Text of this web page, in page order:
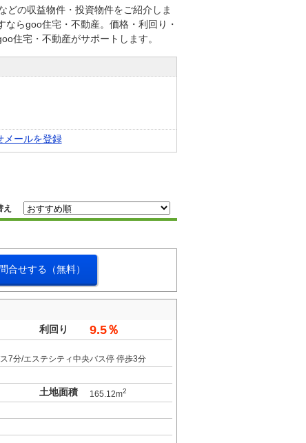
どの収益物件・投資物件をご紹介しま
らgoo住宅・不動産。価格・利回り・
住宅・不動産がサポートします。
メールを登録
え
合せする（無料）
利回り 9.5％
7分/エステシティ中央バス停 停歩3分
土地面積 165.12m2